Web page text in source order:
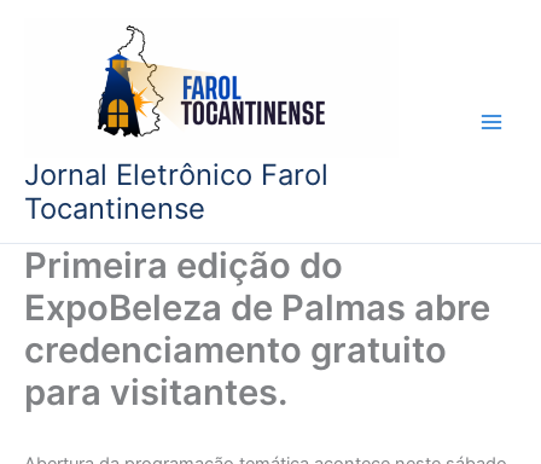
Jornal Eletrônico Farol
Tocantinense
Primeira edição do
ExpoBeleza de Palmas abre
credenciamento gratuito
para visitantes.